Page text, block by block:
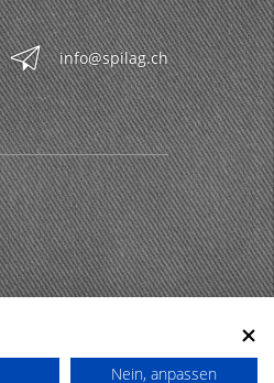
info@spilag.ch
Nein, anpassen